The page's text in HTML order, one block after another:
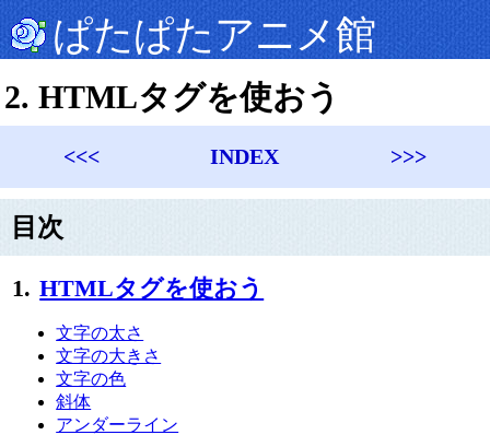
ぱたぱたアニメ館
2. HTMLタグを使おう
<<< INDEX >>>
目次
1. HTMLタグを使おう
文字の太さ
文字の大きさ
文字の色
斜体
アンダーライン